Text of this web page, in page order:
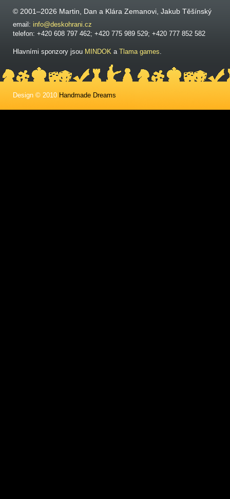
© 2001–2026 Martin, Dan a Klára Zemanovi, Jakub Těšínský
email: info@deskohrani.cz
telefon: +420 608 797 462; +420 775 989 529; +420 777 852 582
Hlavními sponzory jsou MINDOK a Tlama games.
Design © 2010 Handmade Dreams